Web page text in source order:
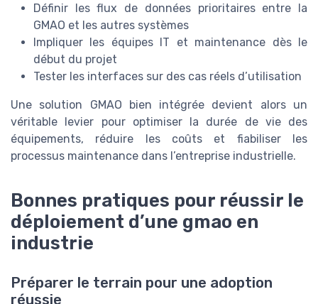
Définir les flux de données prioritaires entre la
GMAO et les autres systèmes
Impliquer les équipes IT et maintenance dès le
début du projet
Tester les interfaces sur des cas réels d’utilisation
Une solution GMAO bien intégrée devient alors un
véritable levier pour optimiser la durée de vie des
équipements, réduire les coûts et fiabiliser les
processus maintenance dans l’entreprise industrielle.
Bonnes pratiques pour réussir le
déploiement d’une gmao en
industrie
Préparer le terrain pour une adoption
réussie